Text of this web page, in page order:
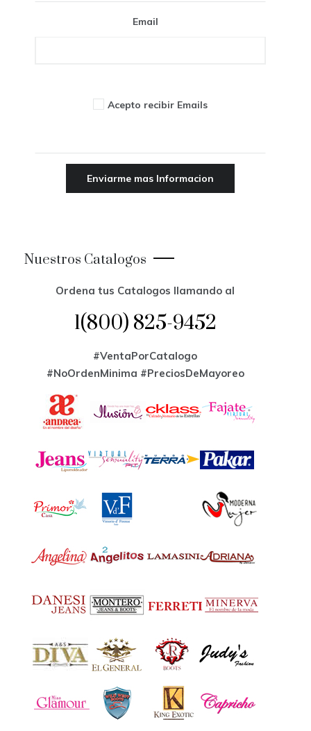
Email
Acepto recibir Emails
Nuestros Catalogos
Ordena tus Catalogos llamando al
1(800) 825-9452
#VentaPorCatalogo
#NoOrdenMinima #PreciosDeMayoreo